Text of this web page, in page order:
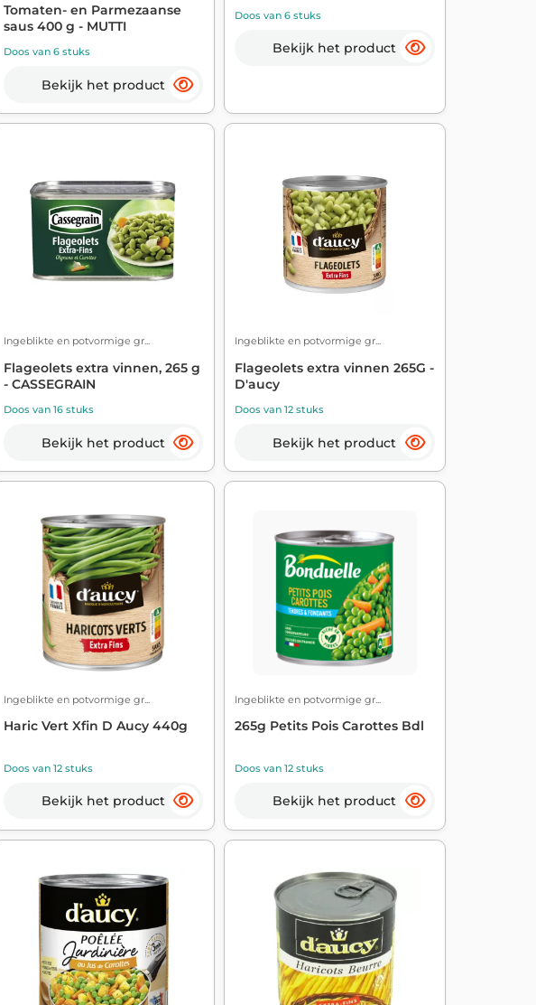
Tomaten- en Parmezaanse
saus 400 g - MUTTI
Doos van 6 stuks
Bekijk het product
Doos van 6 stuks
Bekijk het product
Ingeblikte en potvormige gr...
Flageolets extra vinnen, 265 g
- CASSEGRAIN
Doos van 16 stuks
Bekijk het product
Ingeblikte en potvormige gr...
Flageolets extra vinnen 265G -
D'aucy
Doos van 12 stuks
Bekijk het product
Ingeblikte en potvormige gr...
Haric Vert Xfin D Aucy 440g
Doos van 12 stuks
Bekijk het product
Ingeblikte en potvormige gr...
265g Petits Pois Carottes Bdl
Doos van 12 stuks
Bekijk het product